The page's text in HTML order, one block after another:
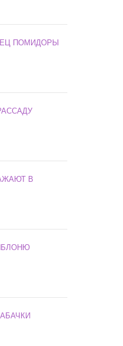
ПОМИДОРЫ
В